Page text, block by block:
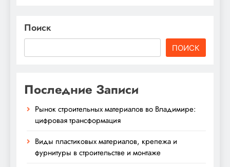
Поиск
ПОИСК
Последние Записи
Рынок строительных материалов во Владимире:
цифровая трансформация
Виды пластиковых материалов, крепежа и
фурнитуры в строительстве и монтаже